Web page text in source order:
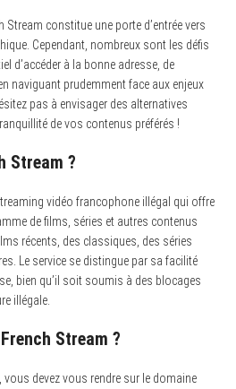
Stream constitue une porte d’entrée vers
Cependant, nombreux sont les défis
d’accéder à la bonne adresse, de
naviguant prudemment face aux enjeux
pas à envisager des alternatives
de vos contenus préférés !
Stream ?
vidéo francophone illégal qui offre
de films, séries et autres contenus
récents, des classiques, des séries
Le service se distingue par sa facilité
bien qu’il soit soumis à des blocages
illégale.
Stream ?
vous devez vous rendre sur le domaine